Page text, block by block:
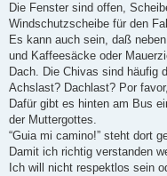
Die Fenster sind offen,
Windschutzscheibe für den
Es kann auch sein, daß
und Kaffeesäcke oder
Dach. Die Chivas sind häufig
Achslast? Dachlast? Por
Dafür gibt es hinten am Bus
der Muttergottes.
“Guia mi camino!” steht dort
Damit ich richtig verstanden
Ich will nicht respektlos sein